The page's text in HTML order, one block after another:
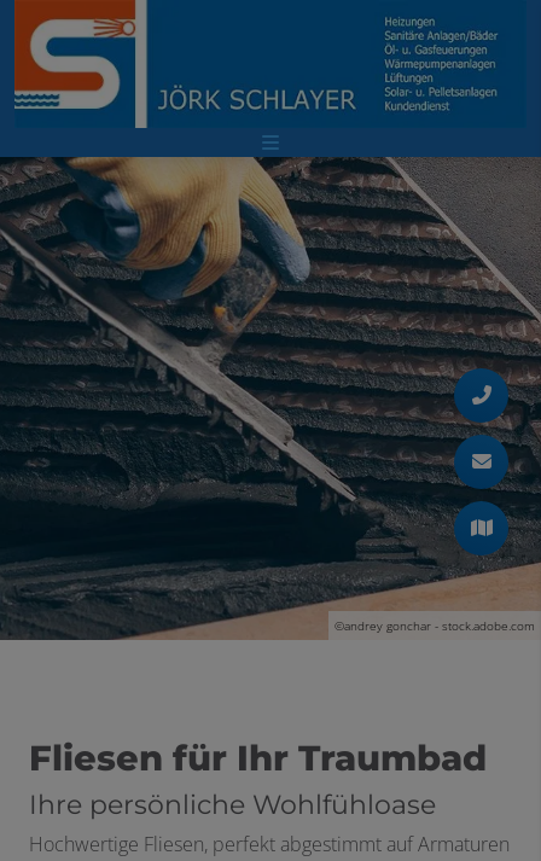
©andrey gonchar - stock.adobe.com
Fliesen für Ihr Traumbad
Ihre persönliche Wohlfühloase
Hochwertige Fliesen, perfekt abgestimmt auf Armaturen